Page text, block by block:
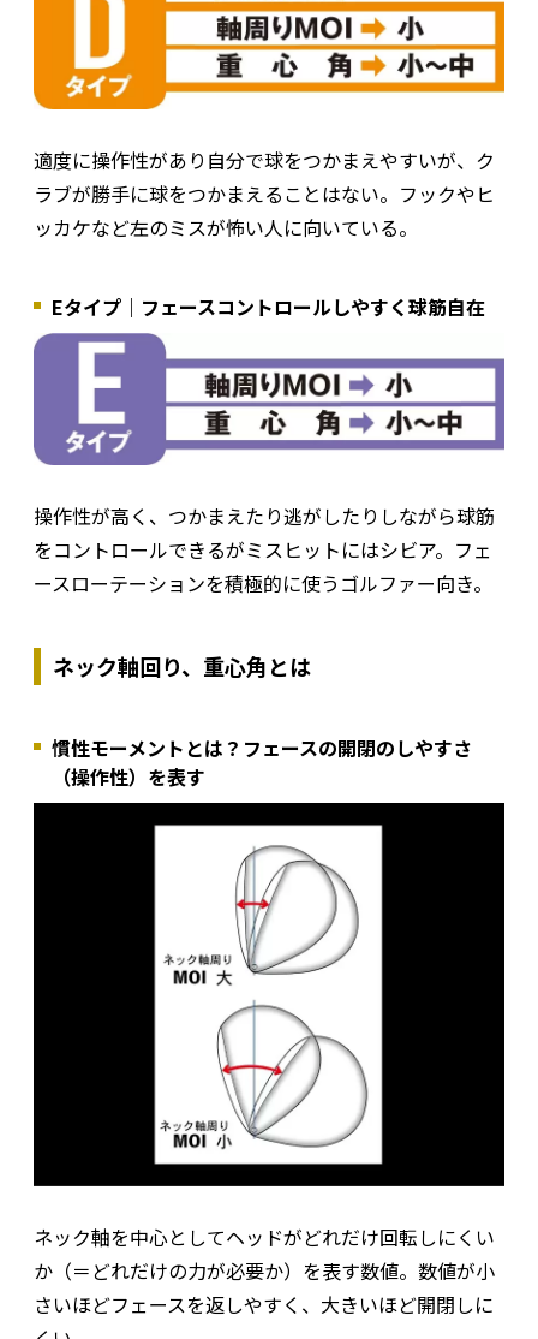
適度に操作性があり自分で球をつかまえやすいが、ク
ラブが勝手に球をつかまえることはない。フックやヒ
ッカケなど左のミスが怖い人に向いている。
Eタイプ｜フェースコントロールしやすく球筋自在
操作性が高く、つかまえたり逃がしたりしながら球筋
をコントロールできるがミスヒットにはシビア。フェ
ースローテーションを積極的に使うゴルファー向き。
ネック軸回り、重心角とは
慣性モーメントとは？フェースの開閉のしやすさ
（操作性）を表す
ネック軸を中心としてヘッドがどれだけ回転しにくい
か（＝どれだけの力が必要か）を表す数値。数値が小
さいほどフェースを返しやすく、大きいほど開閉しに